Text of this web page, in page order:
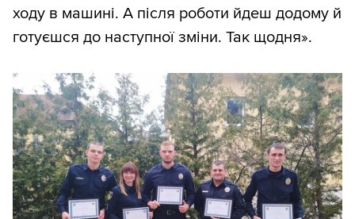
ходу в машині. А після роботи йдеш додому й
готуєшся до наступної зміни. Так щодня».